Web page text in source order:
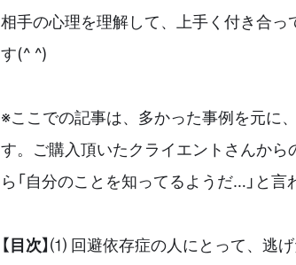
相手の心理を理解して、上手く付き合
す(^ ^)
※ここでの記事は、多かった事例を元に
す。ご購入頂いたクライエントさんか
ら「自分のことを知ってるようだ…」と
【目次】 ⑴ 回避依存症の人にとって、逃